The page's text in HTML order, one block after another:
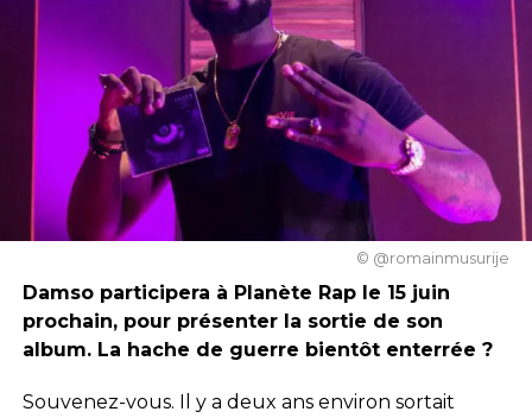
© @romainmusurije
Damso participera à Planète Rap le 15 juin
prochain, pour présenter la sortie de son
album. La hache de guerre bientôt enterrée ?
Souvenez-vous. Il y a deux ans environ sortait